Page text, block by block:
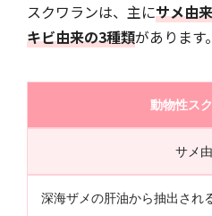
スクワランは、主にサメ由
キビ由来の3種類があります。
動物性ス
サメ
深海ザメの肝油から抽出され